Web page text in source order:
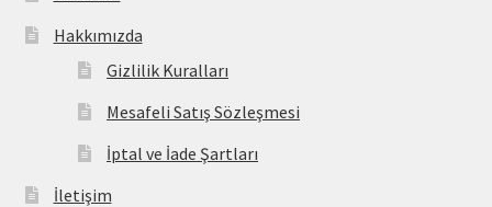
Hakkımızda
Gizlilik Kuralları
Mesafeli Satış Sözleşmesi
İptal ve İade Şartları
İletişim